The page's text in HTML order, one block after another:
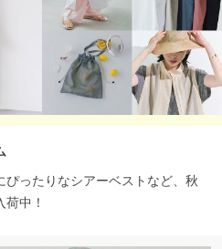
ったりなシアーベストなど、秋
中！